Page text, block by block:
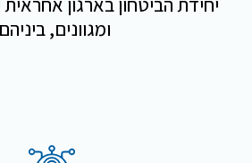
ומגוונים,